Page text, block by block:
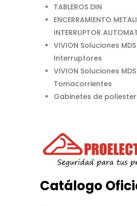
TABLEROS DIN
ENCERRAMIENTO
INTERRUPTOR
VIVION Soluciones
Interruptores
VIVION Soluciones
Tomacorrientes
Gabinetes de poliester
Catálogo